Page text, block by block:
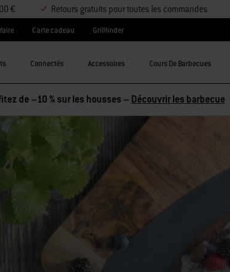
€ Retours gratuits pour toutes les commandes
Carte cadeau Grillfinder
Connectés Accessoires Cours De Barbecues
5 %, ou 3 accessoires et économisez 10 % –